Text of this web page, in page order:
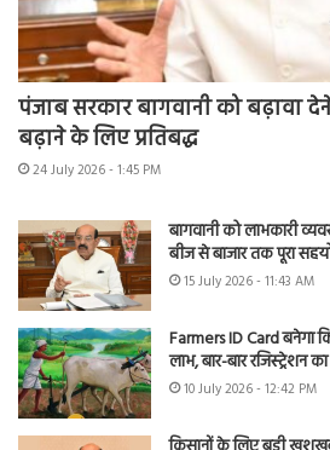
पंजाब सरकार बागवानी को बढ़ावा
बढ़ाने के लिए प्रतिबद्ध
24 July 2026 - 1:45 PM
बागवानी को लाभकारी
बीज से बाजार तक पूरा
15 July 2026 - 11:43 AM
Farmers ID Card बनेगा
लाभ, बार-बार
10 July 2026 - 12:42 PM